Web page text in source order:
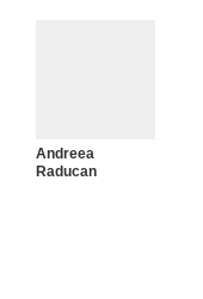
Andreea
Raducan